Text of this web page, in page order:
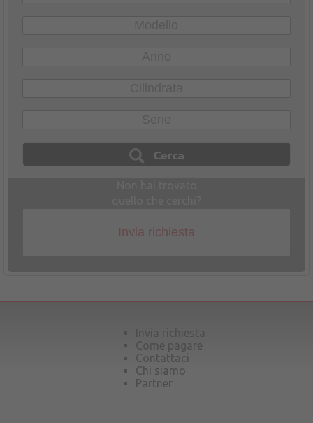
Invia richiesta
Come pagare
Contattaci
Chi siamo
Partner